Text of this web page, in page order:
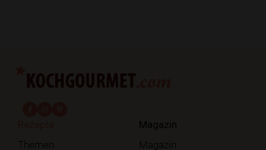
Themen
Magazin
Magazin